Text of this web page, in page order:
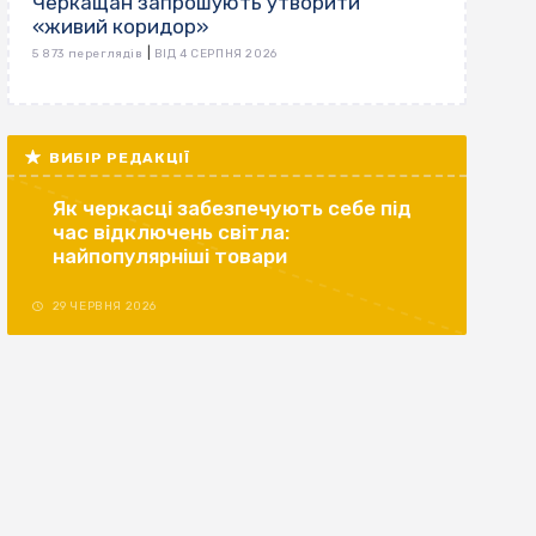
«живий коридор»
5 873 переглядів ВІД 4 СЕРПНЯ 2026
ВИБІР РЕДАКЦІЇ
Як черкасці забезпечують себе під
час відключень світла:
найпопулярніші товари
29 ЧЕРВНЯ 2026